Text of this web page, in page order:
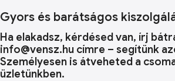
Gyors és barátságos
Ha elakadsz, kérdésed van, írj
info@vensz.hu címre – segítünk
Személyesen is átveheted a
üzletünkben.